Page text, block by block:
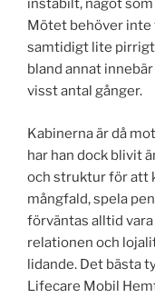
instabilt, något
Mötet behöver inte
samtidigt lite
bland annat
visst antal gånger.
Kabinerna är då
har han dock blivit
och struktur för att
mångfald, spela
förväntas alltid
relationen och
lidande. Det bästa
Lifecare Mobil